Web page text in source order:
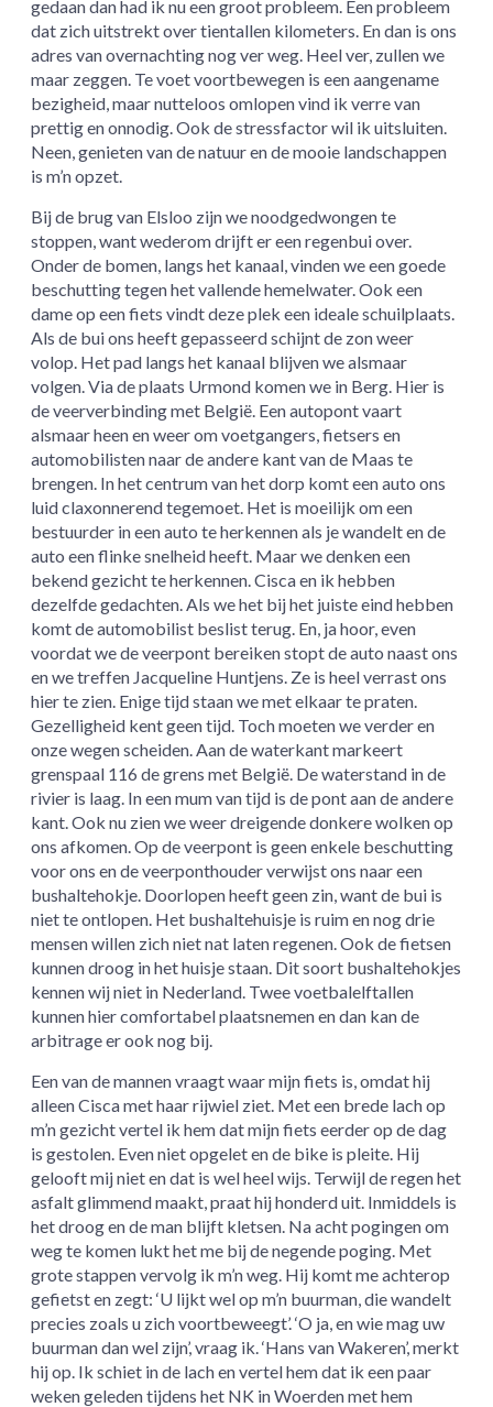
gedaan dan had ik nu een groot probleem. Een probleem
dat zich uitstrekt over tientallen kilometers. En dan is ons
adres van overnachting nog ver weg. Heel ver, zullen we
maar zeggen. Te voet voortbewegen is een aangename
bezigheid, maar nutteloos omlopen vind ik verre van
prettig en onnodig. Ook de stressfactor wil ik uitsluiten.
Neen, genieten van de natuur en de mooie landschappen
is m’n opzet.
Bij de brug van Elsloo zijn we noodgedwongen te
stoppen, want wederom drijft er een regenbui over.
Onder de bomen, langs het kanaal, vinden we een goede
beschutting tegen het vallende hemelwater. Ook een
dame op een fiets vindt deze plek een ideale schuilplaats.
Als de bui ons heeft gepasseerd schijnt de zon weer
volop. Het pad langs het kanaal blijven we alsmaar
volgen. Via de plaats Urmond komen we in Berg. Hier is
de veerverbinding met België. Een autopont vaart
alsmaar heen en weer om voetgangers, fietsers en
automobilisten naar de andere kant van de Maas te
brengen. In het centrum van het dorp komt een auto ons
luid claxonnerend tegemoet. Het is moeilijk om een
bestuurder in een auto te herkennen als je wandelt en de
auto een flinke snelheid heeft. Maar we denken een
bekend gezicht te herkennen. Cisca en ik hebben
dezelfde gedachten. Als we het bij het juiste eind hebben
komt de automobilist beslist terug. En, ja hoor, even
voordat we de veerpont bereiken stopt de auto naast ons
en we treffen Jacqueline Huntjens. Ze is heel verrast ons
hier te zien. Enige tijd staan we met elkaar te praten.
Gezelligheid kent geen tijd. Toch moeten we verder en
onze wegen scheiden. Aan de waterkant markeert
grenspaal 116 de grens met België. De waterstand in de
rivier is laag. In een mum van tijd is de pont aan de andere
kant. Ook nu zien we weer dreigende donkere wolken op
ons afkomen. Op de veerpont is geen enkele beschutting
voor ons en de veerponthouder verwijst ons naar een
bushaltehokje. Doorlopen heeft geen zin, want de bui is
niet te ontlopen. Het bushaltehuisje is ruim en nog drie
mensen willen zich niet nat laten regenen. Ook de fietsen
kunnen droog in het huisje staan. Dit soort bushaltehokjes
kennen wij niet in Nederland. Twee voetbalelftallen
kunnen hier comfortabel plaatsnemen en dan kan de
arbitrage er ook nog bij.
Een van de mannen vraagt waar mijn fiets is, omdat hij
alleen Cisca met haar rijwiel ziet. Met een brede lach op
m’n gezicht vertel ik hem dat mijn fiets eerder op de dag
is gestolen. Even niet opgelet en de bike is pleite. Hij
gelooft mij niet en dat is wel heel wijs. Terwijl de regen het
asfalt glimmend maakt, praat hij honderd uit. Inmiddels is
het droog en de man blijft kletsen. Na acht pogingen om
weg te komen lukt het me bij de negende poging. Met
grote stappen vervolg ik m’n weg. Hij komt me achterop
gefietst en zegt: ‘U lijkt wel op m’n buurman, die wandelt
precies zoals u zich voortbeweegt’. ‘O ja, en wie mag uw
buurman dan wel zijn’, vraag ik. ‘Hans van Wakeren’, merkt
hij op. Ik schiet in de lach en vertel hem dat ik een paar
weken geleden tijdens het NK in Woerden met hem